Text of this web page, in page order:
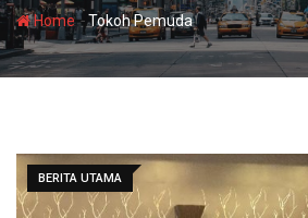
Home-Tokoh Pemuda
BERITA UTAMA